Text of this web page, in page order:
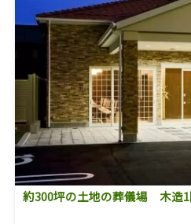
約300坪の土地の葬儀場 木造